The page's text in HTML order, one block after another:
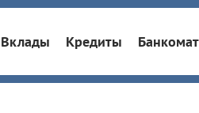
Вклады Кредиты